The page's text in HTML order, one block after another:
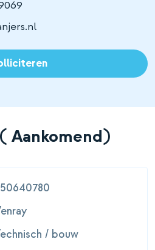
Aankomend)
/ bouw